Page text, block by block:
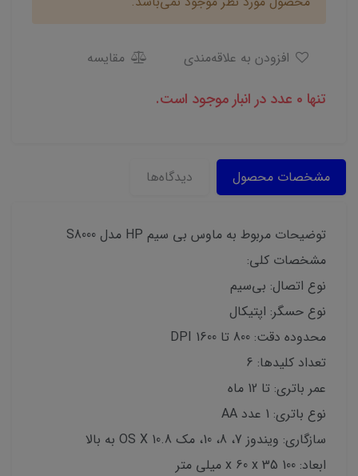
مقایسه
تنها 0 عدد در انبار موجود است.
مشخصات محصول دیدگاه‌ها
توضیحات مربوط به ماوس بی سیم HP مدل S8000
مشخصات کلی:
نوع اتصال: بی‌سیم
نوع حسگر: اپتیکال
محدوده دقت: 800 تا 1600 DPI
تعداد کلیدها: 6
عمر باتری: تا 12 ماه
نوع باتری: 1 عدد AA
سازگاری: ویندوز 7، 8، 10، مک OS X 10.8 به بالا
ابعاد: 100 x 60 x 35 میلی متر